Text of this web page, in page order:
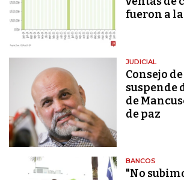
fueron a
JUDICIAL
Consejo
suspende
de
de paz
BANCOS
"No